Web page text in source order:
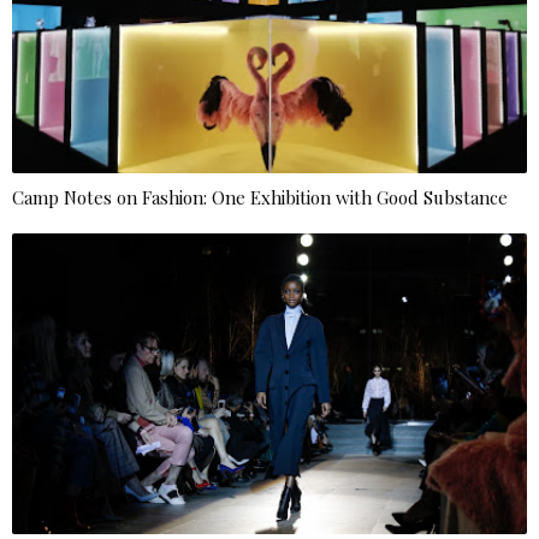
Camp Notes on Fashion: One Exhibition with Good Substance